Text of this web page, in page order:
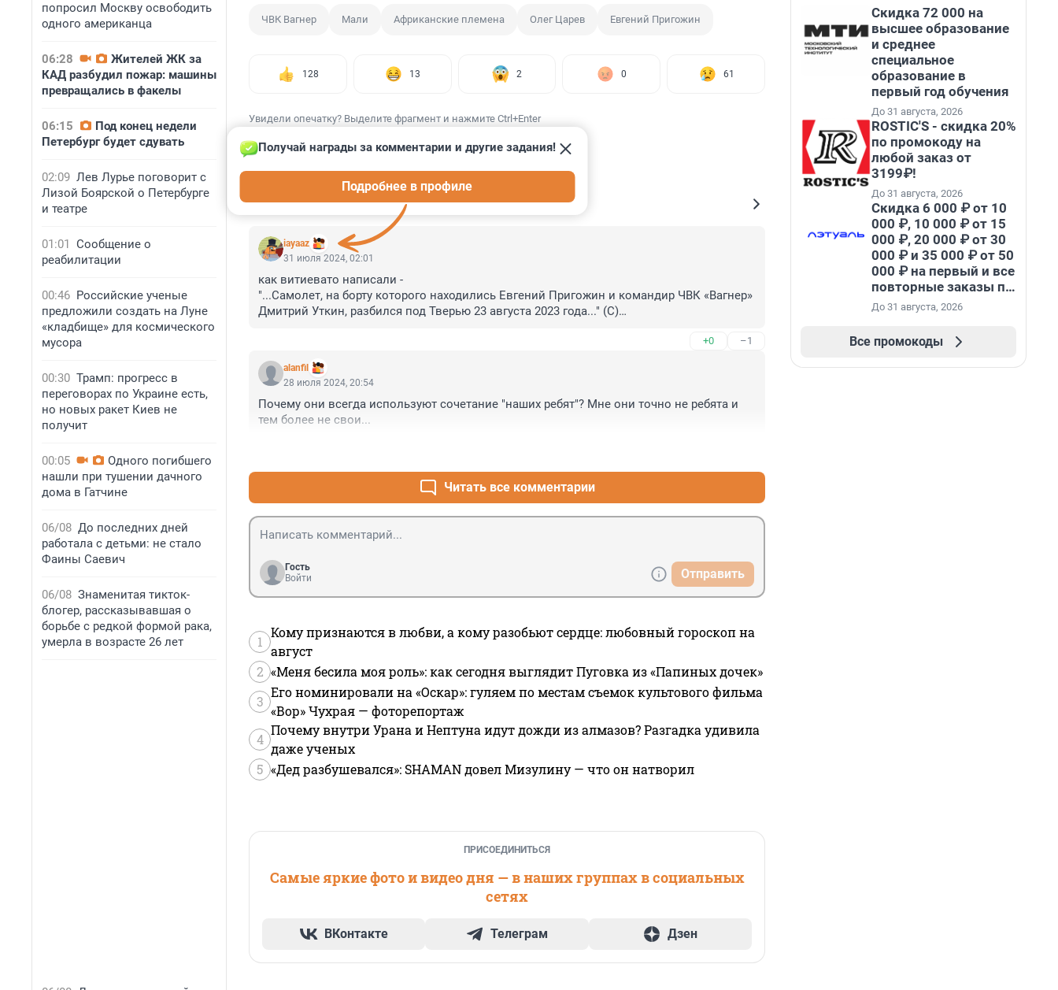
попросил Москву освободить
одного американца
06:28
Жителей ЖК за
КАД разбудил пожар: машины
превращались в факелы
06:15
Под конец недели
Петербург будет сдувать
02:09 Лев Лурье поговорит с
Лизой Боярской о Петербурге
и театре
01:01 Сообщение о
реабилитации
00:46 Российские ученые
предложили создать на Луне
«кладбище» для космического
мусора
00:30 Трамп: прогресс в
переговорах по Украине есть,
но новых ракет Киев не
получит
00:05
Одного погибшего
нашли при тушении дачного
дома в Гатчине
06/08 До последних дней
работала с детьми: не стало
Фаины Саевич
06/08 Знаменитая тикток-
блогер, рассказывавшая о
борьбе с редкой формой рака,
умерла в возрасте 26 лет
ЧВК Вагнер Мали Африканские племена Олег Царев Евгений Пригожин
128 13 2 0 61
Увидели опечатку? Выделите фрагмент и нажмите Ctrl+Enter
КОММЕНТАРИИ 97
iayaaz
Получай награды за комментарии и другие задания!
Подробнее в профиле
31 июля 2024, 02:01
как витиевато написали -
"...Самолет, на борту которого находились Евгений Пригожин и командир ЧВК «Вагнер»
Дмитрий Уткин, разбился под Тверью 23 августа 2023 года..." (С)
+0 –1
alanfil
28 июля 2024, 20:54
Почему они всегда используют сочетание "наших ребят"? Мне они точно не ребята и
тем более не свои...
Читать все комментарии
Гость
Войти
Отправить
1
Кому признаются в любви, а кому разобьют сердце: любовный гороскоп на
август
2 «Меня бесила моя роль»: как сегодня выглядит Пуговка из «Папиных дочек»
3
Его номинировали на «Оскар»: гуляем по местам съемок культового фильма
«Вор» Чухрая — фоторепортаж
4
Почему внутри Урана и Нептуна идут дожди из алмазов? Разгадка удивила
даже ученых
5 «Дед разбушевался»: SHAMAN довел Мизулину — что он натворил
ПРИСОЕДИНИТЬСЯ
Самые яркие фото и видео дня — в наших группах в социальных
сетях
ВКонтакте Телеграм Дзен
Скидка 72 000 на
высшее образование
и среднее
специальное
образование в
первый год обучения
До 31 августа, 2026
ROSTIC'S - скидка 20%
по промокоду на
любой заказ от
3199₽!
До 31 августа, 2026
Скидка 6 000 ₽ от 10
000 ₽, 10 000 ₽ от 15
000 ₽, 20 000 ₽ от 30
000 ₽ и 35 000 ₽ от 50
000 ₽ на первый и все
повторные заказы по
промокоду НАБЕРИ
До 31 августа, 2026
Все промокоды